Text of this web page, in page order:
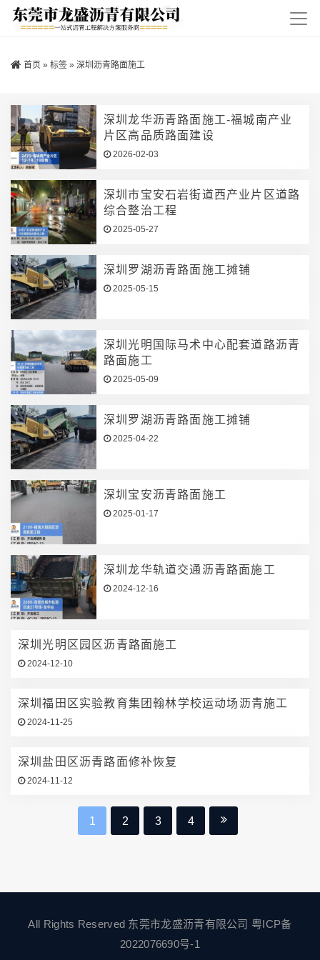
首页 » 标签 » 深圳沥青路面施工
深圳龙华沥青路面施工-福城南产业
片区高品质路面建设
2026-02-03
深圳市宝安石岩街道西产业片区道路
综合整治工程
2025-05-27
深圳罗湖沥青路面施工摊铺
2025-05-15
深圳光明国际马术中心配套道路沥青
路面施工
2025-05-09
深圳罗湖沥青路面施工摊铺
2025-04-22
深圳宝安沥青路面施工
2025-01-17
深圳龙华轨道交通沥青路面施工
2024-12-16
深圳光明区园区沥青路面施工
2024-12-10
深圳福田区实验教育集团翰林学校运动场沥青施工
2024-11-25
深圳盐田区沥青路面修补恢复
2024-11-12
1 2 3 4
All Rights Reserved 东莞市龙盛沥青有限公司 粤ICP备
2022076690号-1